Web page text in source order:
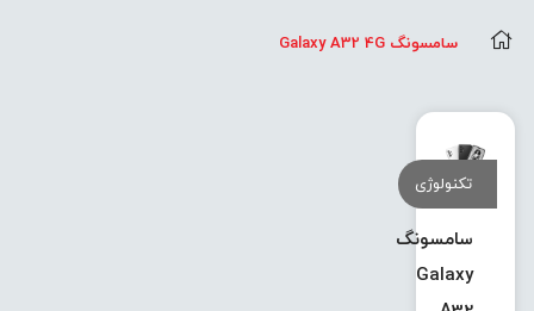
سامسونگ Galaxy A32 4G
تکنولوژی
سامسونگ
Galaxy